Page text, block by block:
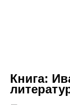
Книга: